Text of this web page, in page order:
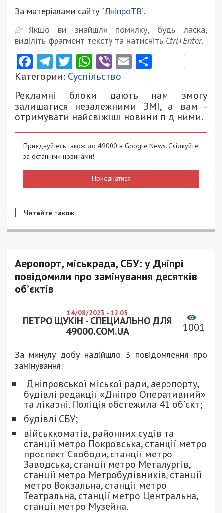
За матеріалами сайту “ДніпроТВ“.
Якщо ви знайшли помилку, будь ласка,
виділіть фрагмент тексту та натисніть Ctrl+Enter.
Facebook
Telegram
Twitter
WhatsApp
ViberEmail
Категории: Суспільство
Рекламні блоки дають нам змогу
залишатися незалежними ЗМІ, а вам -
отримувати найсвіжіші новини під ними.
Приєднуйтесь також до 49000 в Google News. Слідкуйте
за останніми новинами!
Приєднатися
Читайте також
Аеропорт, міськрада, СБУ: у Дніпрі
повідомили про замінування десятків
об’єктів
14/08/2023 - 12:05
ПЕТРО ЩУКІН - СПЕЦИАЛЬНО ДЛЯ
49000.COM.UA
1001
За минулу добу надійшло 3 повідомлення про
замінування:
Дніпровської міської ради, аеропорту,
будівлі редакції «Дніпро Оперативний»
та лікарні. Поліція обстежила 41 об’єкт;
будівлі СБУ;
військкоматів, районних судів та
станції метро Покровська, станції метро
проспект Свободи, станції метро
Заводська, станції метро Металургів,
станції метро Метробудівників, станції
метро Вокзальна, станції метро
Театральна, станції метро Центральна,
станції метро Музейна.